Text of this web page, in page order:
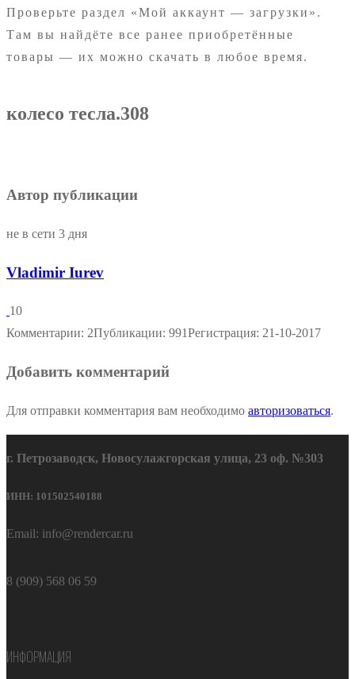
Проверьте раздел «Мой аккаунт — загрузки».
Там вы найдёте все ранее приобретённые
товары — их можно скачать в любое время.
колесо тесла.308
Автор публикации
не в сети 3 дня
Vladimir Iurev
10
Комментарии: 2Публикации: 991Регистрация: 21-10-2017
Добавить комментарий
Для отправки комментария вам необходимо авторизоваться.
г. Петрозаводск, Новосулажгорская улица, 23 оф. №303
ИНН: 101502540188
Email: info@rendercar.ru
8 (909) 568 06 59
ИНФОРМАЦИЯ